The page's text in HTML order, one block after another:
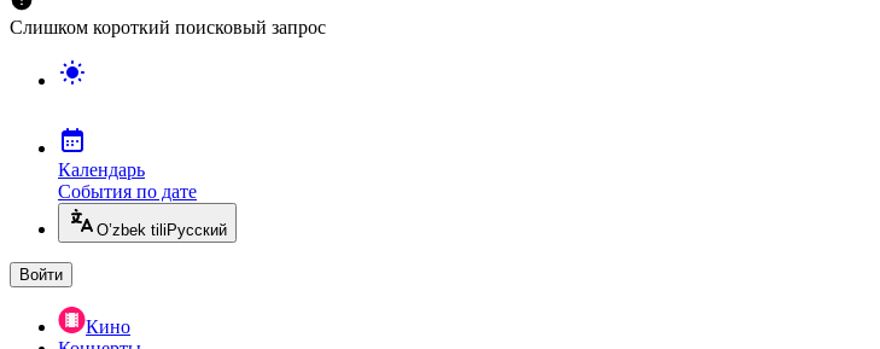
Слишком короткий поисковый запрос
Календарь
События по дате
O’zbek tili Русский
Войти
Кино